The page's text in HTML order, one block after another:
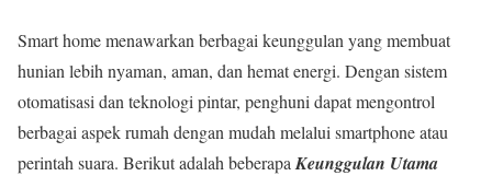
Smart home menawarkan berbagai keunggulan yang membuat
hunian lebih nyaman, aman, dan hemat energi. Dengan sistem
otomatisasi dan teknologi pintar, penghuni dapat mengontrol
berbagai aspek rumah dengan mudah melalui smartphone atau
perintah suara. Berikut adalah beberapa Keunggulan Utama